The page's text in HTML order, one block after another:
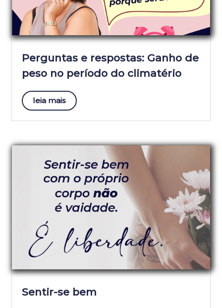
Perguntas e respostas: Ganho de
peso no período do climatério
leia mais
Sentir-se bem